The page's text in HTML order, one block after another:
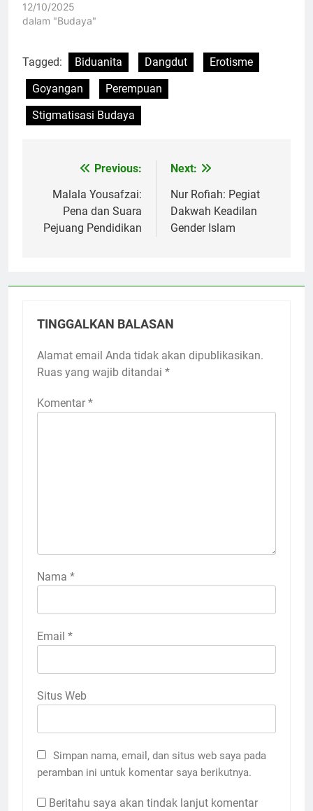
12/10/2025
dalam "Budaya"
Tagged: Biduanita Dangdut
Erotisme
Goyangan
Perempuan
Stigmatisasi Budaya
Navigasi
pos
Previous:
Malala Yousafzai:
Pena dan Suara
Pejuang Pendidikan
Next:
Nur Rofiah: Pegiat
Dakwah Keadilan
Gender Islam
TINGGALKAN BALASAN
Alamat email Anda tidak akan dipublikasikan.
Ruas yang wajib ditandai *
Komentar *
Nama *
Email *
Situs Web
Simpan nama, email, dan situs web saya pada
peramban ini untuk komentar saya berikutnya.
Beritahu saya akan tindak lanjut komentar